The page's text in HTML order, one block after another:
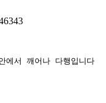
에서 깨어나 다행입니다